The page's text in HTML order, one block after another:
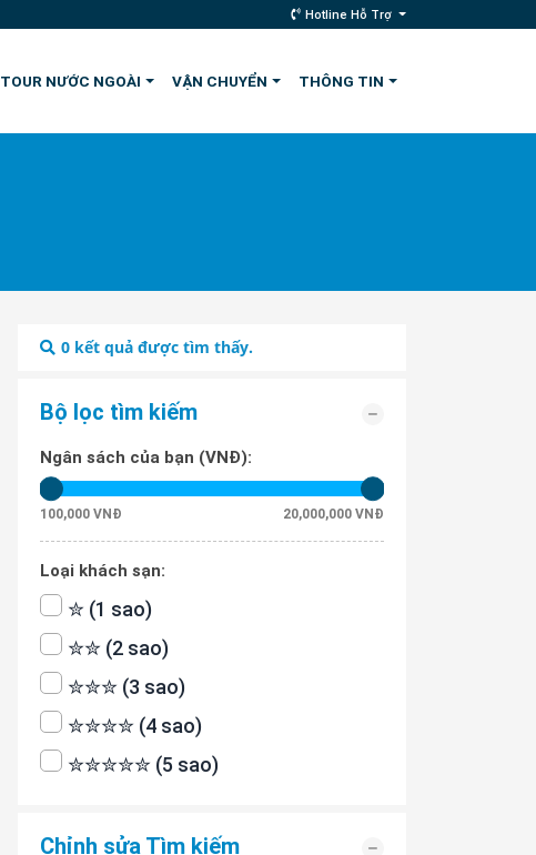
Hotline Hỗ Trợ
TOUR NƯỚC NGOÀI VẬN CHUYỂN THÔNG TIN
0 kết quả được tìm thấy.
Bộ lọc tìm kiếm
Ngân sách của bạn (VNĐ):
100,000 VNĐ 20,000,000 VNĐ
Loại khách sạn:
✮ (1 sao)
✮✮ (2 sao)
✮✮✮ (3 sao)
✮✮✮✮ (4 sao)
✮✮✮✮✮ (5 sao)
Chỉnh sửa Tìm kiếm